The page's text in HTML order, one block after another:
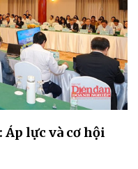
lực và cơ hội